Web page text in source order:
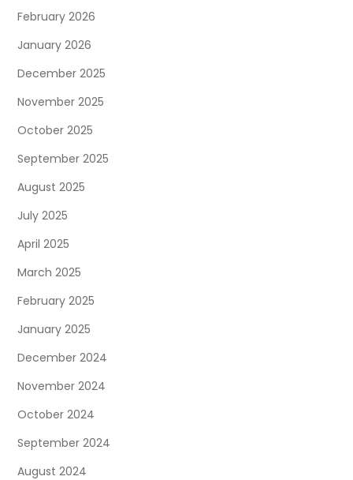
February 2026
January 2026
December 2025
November 2025
October 2025
September 2025
August 2025
July 2025
April 2025
March 2025
February 2025
January 2025
December 2024
November 2024
October 2024
September 2024
August 2024